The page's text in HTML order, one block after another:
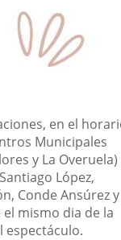
en el
Municipales
y La Overuela)
López,
Conde Ansúrez y
mismo dia de la
espectáculo.